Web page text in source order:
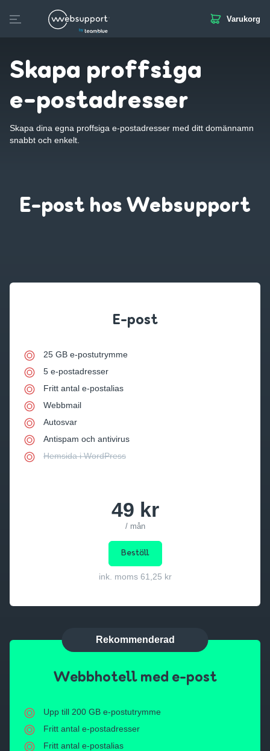
Skip
Varukorg
Skapa proffsiga
e-postadresser
Skapa dina egna proffsiga e-postadresser med ditt domännamn
snabbt och enkelt.
E-post hos Websupport
E-post
25 GB e-postutrymme
5 e-postadresser
Fritt antal e-postalias
Webbmail
Autosvar
Antispam och antivirus
Hemsida i WordPress
49 kr
/ mån
Beställ
ink. moms 61,25 kr
Rekommenderad
Webbhotell med e-post
Upp till 200 GB e-postutrymme
Fritt antal e-postadresser
Fritt antal e-postalias